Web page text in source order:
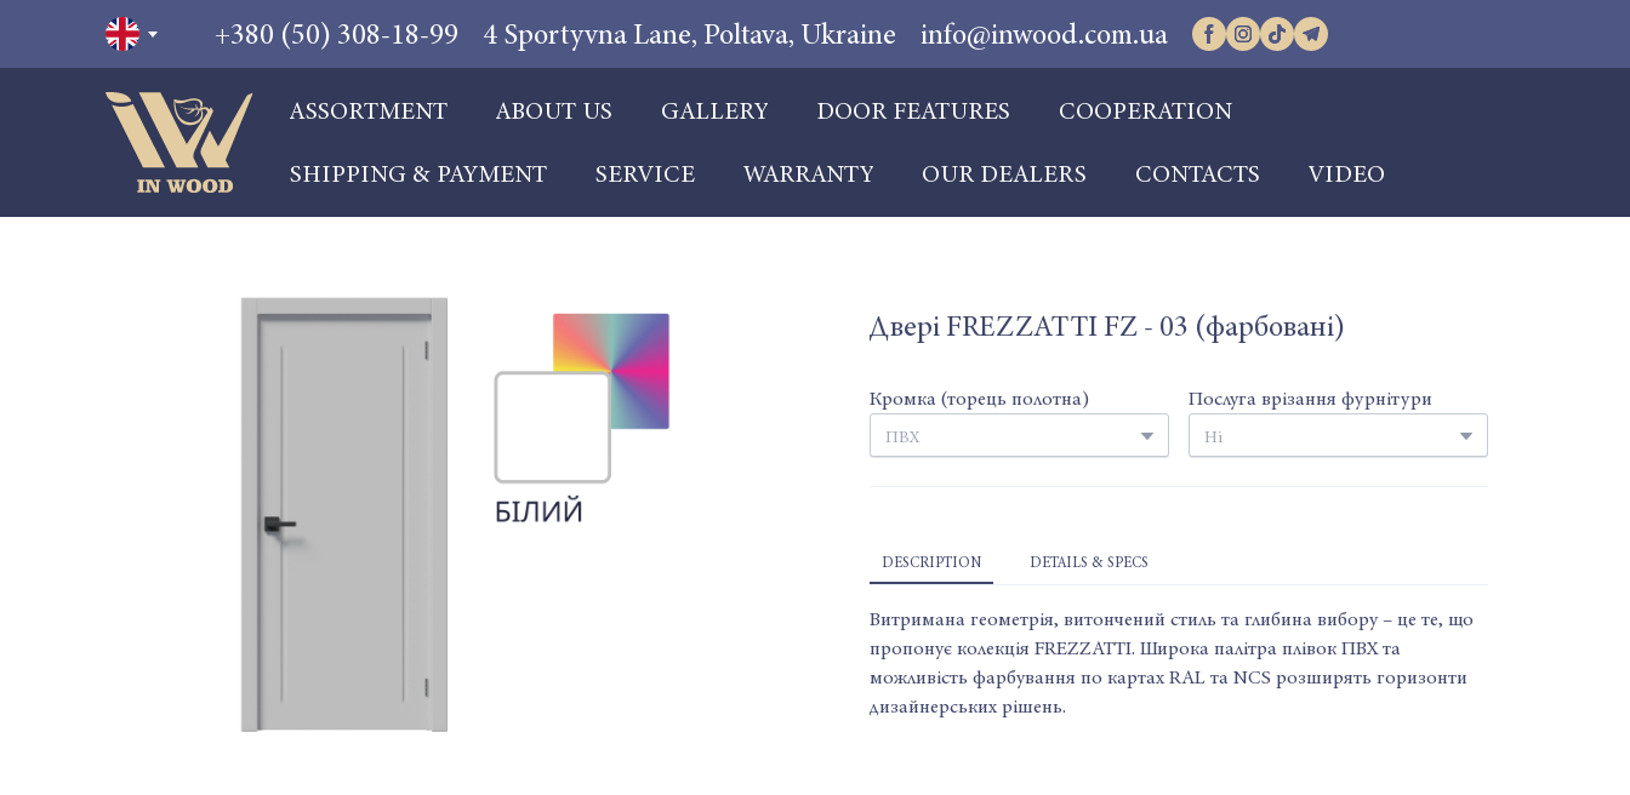
+380 (50) 308-18-99 4 Sportyvna Lane, Poltava, Ukraine info@inwood.com.ua
ASSORTMENT ABOUT US GALLERY DOOR FEATURES
COOPERATION
SHIPPING & PAYMENT
SERVICE WARRANTY OUR DEALERS CONTACTS VIDEO
Двері FREZZATTI FZ - 03 (фарбовані)
Кромка (торець полотна) Послуга врізання фурнітури
DESCRIPTION DETAILS & SPECS
Витримана геометрія, витончений стиль та глибина вибору – це те, що
пропонує колекція FREZZATTI. Широка палітра плівок ПВХ та
можливість фарбування по картах RAL та NCS розширять горизонти
дизайнерських рішень.